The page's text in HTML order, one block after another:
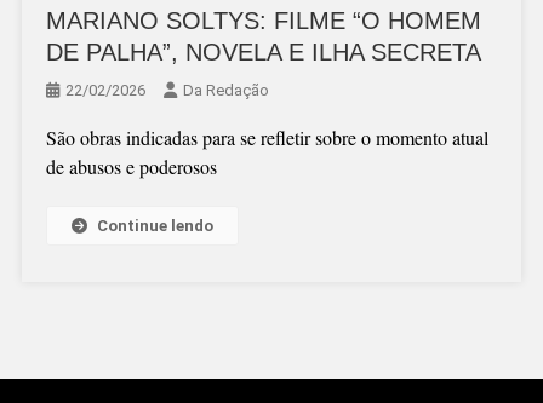
MARIANO SOLTYS: FILME “O HOMEM
DE PALHA”, NOVELA E ILHA SECRETA
22/02/2026 Da Redação
São obras indicadas para se refletir sobre o momento atual
de abusos e poderosos
Continue lendo